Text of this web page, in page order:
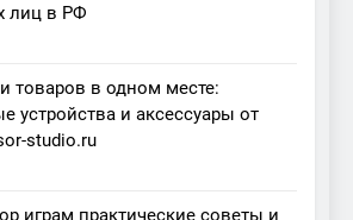
лиц в РФ
товаров в одном месте:
устройства и аксессуары от
studio.ru
играм практические советы и